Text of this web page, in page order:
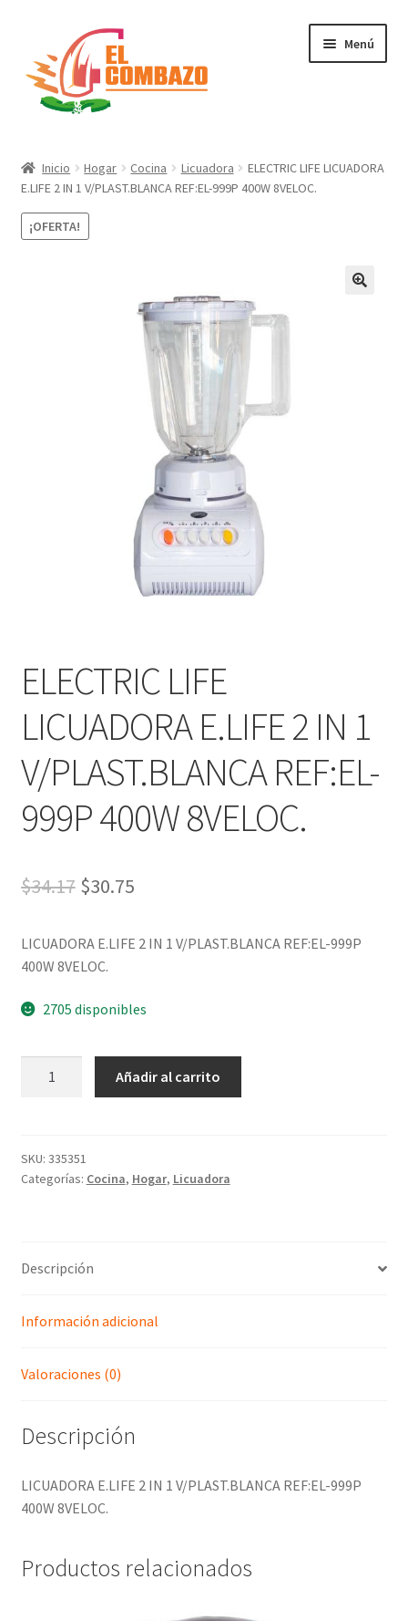
Menú
DJ, Audio e Iluminación PRO
Grabación de Audio & Video
Inicio Hogar Cocina Licuadora
ELECTRIC LIFE LICUADORA
E.LIFE 2 IN 1 V/PLAST.BLANCA REF:EL-999P 400W 8VELOC.
¡OFERTA!
ELECTRIC LIFE
LICUADORA E.LIFE 2 IN 1
V/PLAST.BLANCA REF:EL-
999P 400W 8VELOC.
$34.17 $30.75
LICUADORA E.LIFE 2 IN 1 V/PLAST.BLANCA REF:EL-999P
400W 8VELOC.
2705 disponibles
Añadir al carrito
SKU: 335351
Categorías: Cocina, Hogar, Licuadora
Descripción
Información adicional
Valoraciones (0)
Descripción
LICUADORA E.LIFE 2 IN 1 V/PLAST.BLANCA REF:EL-999P
400W 8VELOC.
Productos relacionados